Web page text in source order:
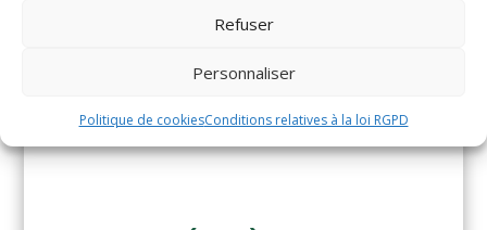
Refuser
Personnaliser
Politique de cookiesConditions relatives à la loi RGPD